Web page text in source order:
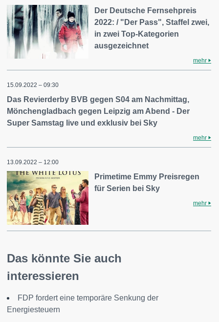
Der Deutsche Fernsehpreis
2022: / "Der Pass", Staffel zwei,
in zwei Top-Kategorien
ausgezeichnet
mehr
15.09.2022 – 09:30
Das Revierderby BVB gegen S04 am Nachmittag,
Mönchengladbach gegen Leipzig am Abend - Der
Super Samstag live und exklusiv bei Sky
mehr
13.09.2022 – 12:00
Primetime Emmy Preisregen
für Serien bei Sky
mehr
Das könnte Sie auch
interessieren
FDP fordert eine temporäre Senkung der
Energiesteuern